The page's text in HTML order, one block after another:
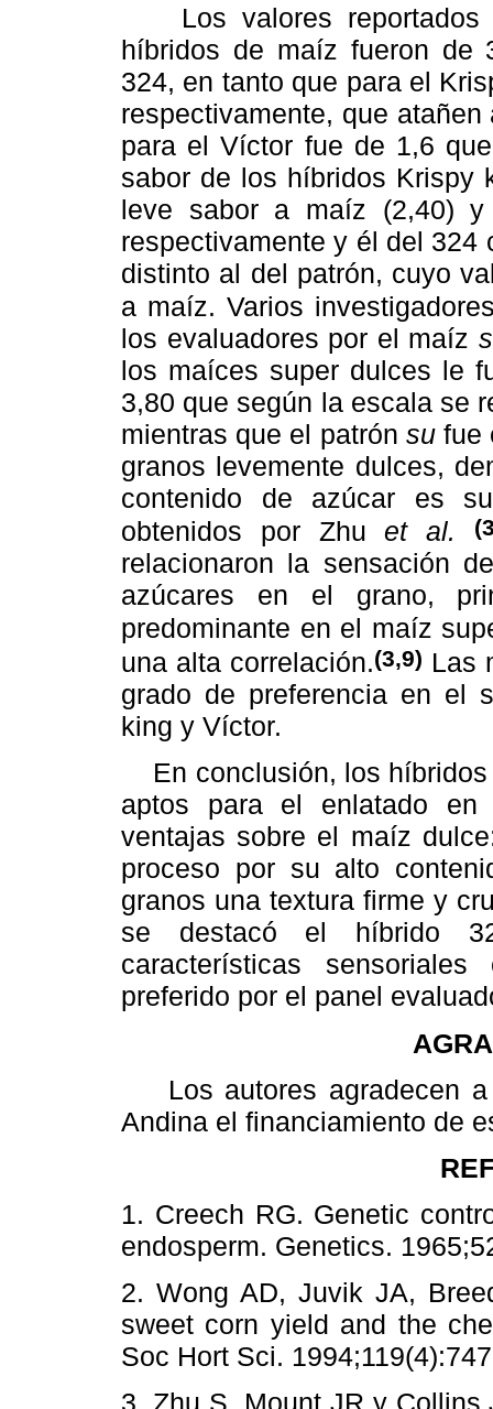
Los valores reportados
híbridos de maíz fueron de
324, en tanto que para el
respectivamente, que
para el Víctor fue de 1,6
sabor de los híbridos Krispy
leve sabor a maíz (2,40)
respectivamente y él del 324
distinto al del patrón, cuyo
a maíz. Varios
los evaluadores por el maíz
los maíces super dulces le
3,80 que según la escala se
mientras que el patrón sufue
granos levemente dulces,
contenido de azúcar es
obtenidos por Zhuet al.
relacionaron la sensación
azúcares en el grano,
predominante en el maíz
una alta correlación.(3,9) Las
grado de preferencia en el
king y Víctor.
En conclusión, los híbridos
aptos para el enlatado en
ventajas sobre el maíz
proceso por su alto
granos una textura firme y
se destacó el híbrido
características
preferido por el panel
Los autores agradecen a
Andina el financiamiento de
1. Creech RG. Genetic
endosperm. Genetics.
2. Wong AD, Juvik JA,
sweet corn yield and the
Soc Hort Sci.